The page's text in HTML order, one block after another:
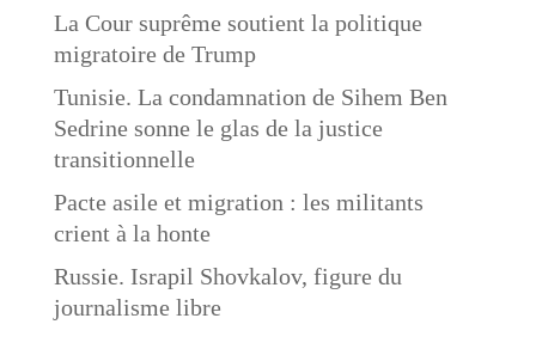
La Cour suprême soutient la politique
migratoire de Trump
Tunisie. La condamnation de Sihem Ben
Sedrine sonne le glas de la justice
transitionnelle
Pacte asile et migration : les militants
crient à la honte
Russie. Israpil Shovkalov, figure du
journalisme libre